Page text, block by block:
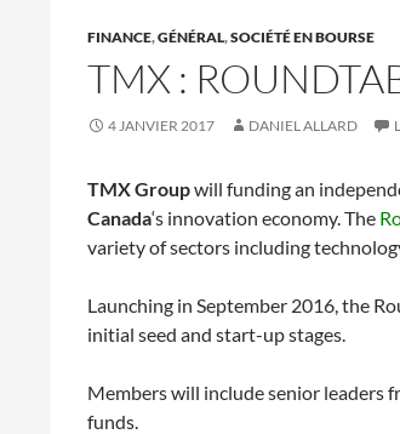
FINANCE,GÉNÉRAL,SOCIÉTÉ EN BOURSE
TMX :
4 JANVIER 2017 DANIEL ALLARD
TMX Groupwill funding an
Canada‘s innovation economy. The
variety of sectors including
Launching in September 2016, the
initial seed and start-up stages.
Members will include senior leaders
funds.